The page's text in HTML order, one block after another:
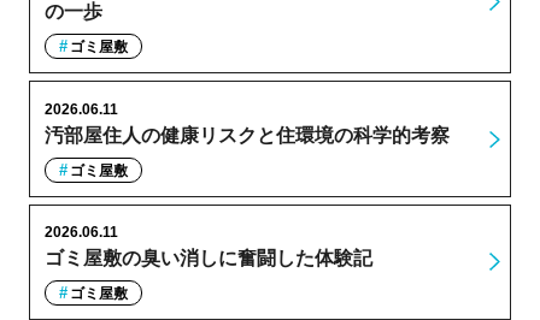
の一歩
ゴミ屋敷
汚部屋住人の健康リスクと住環境の科学的考察
2026.06.11
ゴミ屋敷
ゴミ屋敷の臭い消しに奮闘した体験記
2026.06.11
ゴミ屋敷